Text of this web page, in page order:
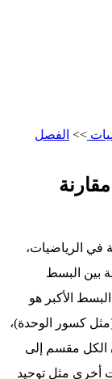
>> الفصل
في الرياضيات،
بين البسط
الأكبر هو
كسور الوحدة)،
الكل مقسم إلى
أخرى مثل توحيد